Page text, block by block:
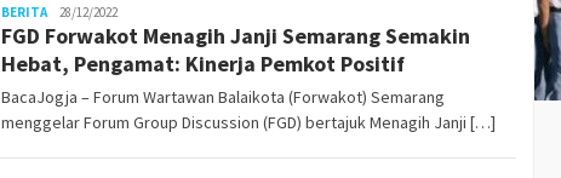
BERITAgusjok
28/12/2022
FGD Forwakot Menagih Janji Semarang Semakin
Hebat, Pengamat: Kinerja Pemkot Positif
BacaJogja – Forum Wartawan Balaikota (Forwakot) Semarang
menggelar Forum Group Discussion (FGD) bertajuk Menagih Janji […]